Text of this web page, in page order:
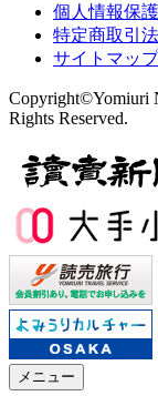
個人情報保
特定商取引
サイトマップ
Copyright©Yomiuri
Rights Reserved.
メニュー